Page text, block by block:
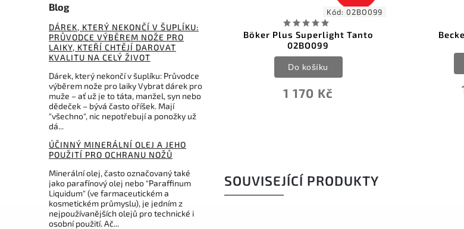
Blog
DÁREK, KTERÝ NEKONČÍ V ŠUPLÍKU:
PRŮVODCE VÝBĚREM NOŽE PRO
LAIKY, KTEŘÍ CHTĚJÍ DAROVAT
KVALITU NA CELÝ ŽIVOT
Dárek, který nekončí v šuplíku: Průvodce
výběrem nože pro laiky Vybrat dárek pro
muže – ať už je to táta, manžel, syn nebo
dědeček – bývá často oříšek. Mají
"všechno", nic nepotřebují a ponožky už
dá...
ÚČINNÝ MINERÁLNÍ OLEJ A JEHO
POUŽITÍ PRO OCHRANU NOŽŮ
Minerální olej, často označovaný také
jako parafínový olej nebo "Paraffinum
Liquidum" (ve farmaceutickém a
kosmetickém průmyslu), je jedním z
nejpoužívanějších olejů pro technické i
osobní použití. Ač...
KA-BAR Military Black
3 432 Kč
Do košíku
Kód: 02BO099
Böker Plus Superlight Tanto
02BO099
1 170 Kč
Do košíku
SOUVISEJÍCÍ PRODUKTY